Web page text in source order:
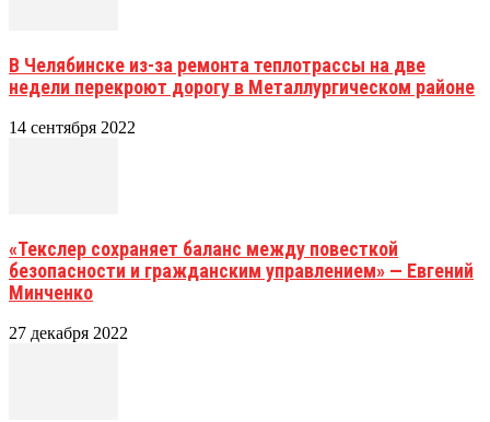
В Челябинске из-за ремонта теплотрассы на две
недели перекроют дорогу в Металлургическом районе
14 сентября 2022
«Текслер сохраняет баланс между повесткой
безопасности и гражданским управлением» — Евгений
Минченко
27 декабря 2022